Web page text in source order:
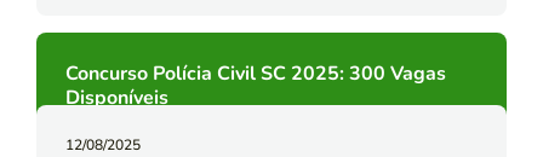
Concurso Polícia Civil SC 2025: 300 Vagas
Disponíveis
12/08/2025